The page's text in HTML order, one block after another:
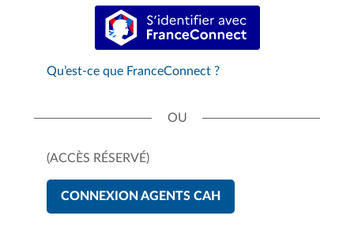
S’identifier avec FranceConnect
Qu’est-ce que FranceConnect ?
(ACCÈS RÉSERVÉ)
CONNEXION AGENTS CAH